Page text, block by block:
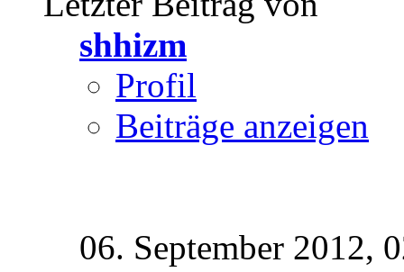
shhizm
Profil
Beiträge anzeigen
06. September 2012,